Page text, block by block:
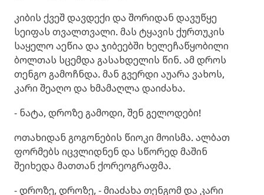
კიბის ქვეშ დავდექი და შორიდან დავუწყე
სეიფას თვალთვალი. მას ტყავის ქურთუკის
საყელო აეწია და ჯიბეებში ხელეჩაწყობილი
ბოლთას სცემდა გასახდელის წინ. ამ დროს
თენგო გამოჩნდა. მან გვერდი აუარა ვახოს,
კარი შეაღო და ხმამაღლა დაიძახა.
- ნატა, დროზე გამოდი, შენ გელოდები!
ოთახიდან გოგონების წიოკი მოისმა. ალბათ
ფორმებს იცვლიდნენ და სწორედ მაშინ
შეიხედა მათთან ქორეოგრაფმა.
- დროზე, დროზე, - მიაძახა თენგომ და კარი